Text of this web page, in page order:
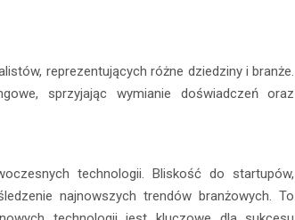
reprezentujących różne dziedziny i branże.
sprzyjając wymianie doświadczeń oraz
technologii. Bliskość do startupów,
najnowszych trendów branżowych. To